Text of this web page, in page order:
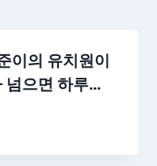
이의 유치원이
넘으면 하루…